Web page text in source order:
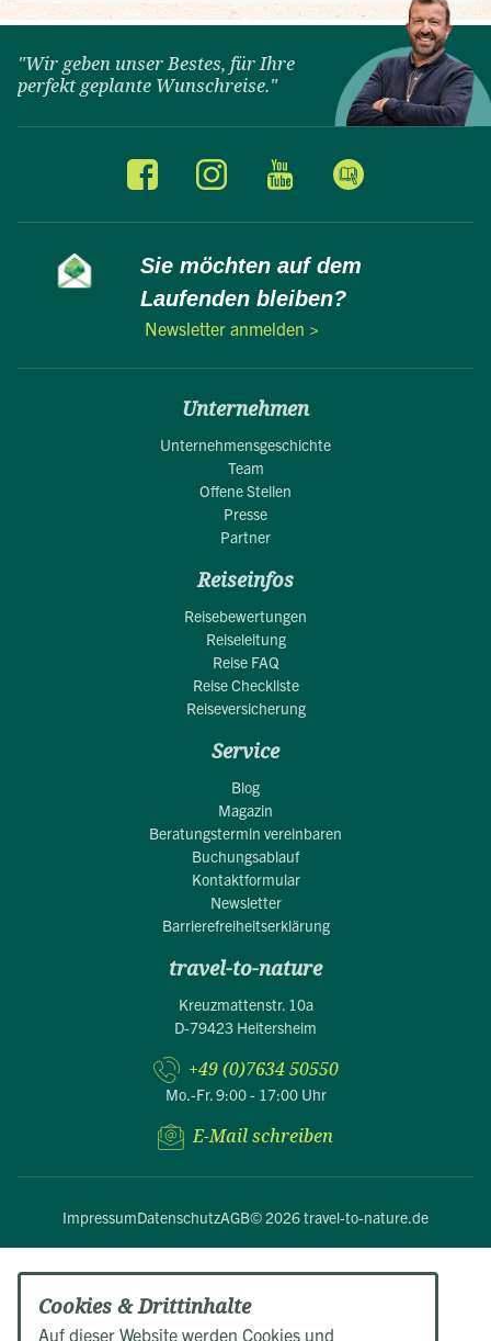
"Wir geben unser Bestes, für Ihre
perfekt geplante Wunschreise."
Sie möchten auf dem
Laufenden bleiben?
Newsletter anmelden >
Unternehmen
Unternehmensgeschichte
Team
Offene Stellen
Presse
Partner
Reiseinfos
Reisebewertungen
Reiseleitung
Reise FAQ
Reise Checkliste
Reiseversicherung
Service
Blog
Magazin
Beratungstermin vereinbaren
Buchungsablauf
Kontaktformular
Newsletter
Barrierefreiheitserklärung
travel-to-nature
Kreuzmattenstr. 10a
D-79423 Heitersheim
+49 (0)7634 50550
Mo.-Fr. 9:00 - 17:00 Uhr
E-Mail schreiben
ImpressumDatenschutzAGB© 2026 travel-to-nature.de
Cookies & Drittinhalte
Auf dieser Website werden Cookies und